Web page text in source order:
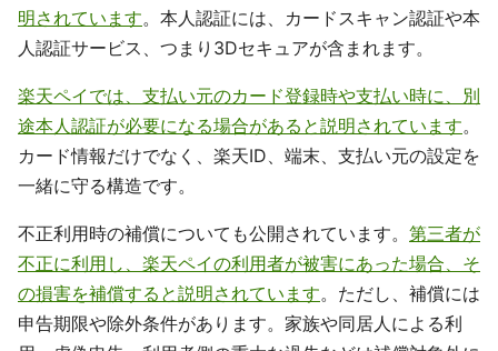
明されています。本人認証には、カードスキャン認証や本
人認証サービス、つまり3Dセキュアが含まれます。
楽天ペイでは、支払い元のカード登録時や支払い時に、別
途本人認証が必要になる場合があると説明されています。
カード情報だけでなく、楽天ID、端末、支払い元の設定を
一緒に守る構造です。
不正利用時の補償についても公開されています。 第三者が
不正に利用し、楽天ペイの利用者が被害にあった場合、そ
の損害を補償すると説明されています。ただし、補償には
申告期限や除外条件があります。家族や同居人による利